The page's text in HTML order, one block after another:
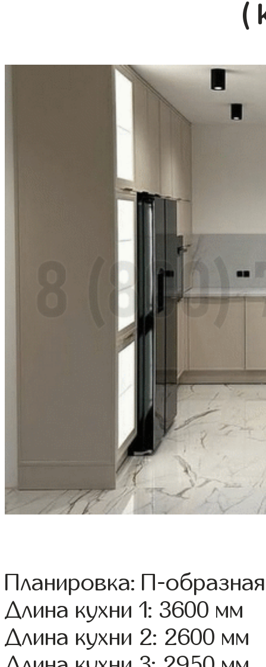
(
Планировка: П-образная
Длина кухни 1: 3600 мм
Длина кухни 2: 2600 мм